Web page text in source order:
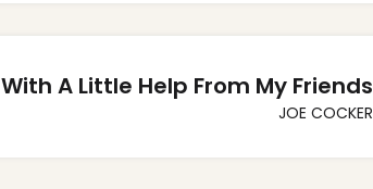
With A Little Help From My Friends
JOE COCKER